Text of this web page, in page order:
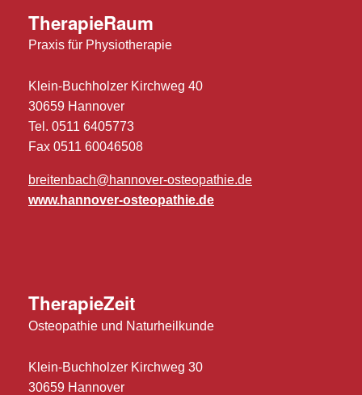
TherapieRaum
Praxis für Physiotherapie
Klein-Buchholzer Kirchweg 40
30659 Hannover
Tel. 0511 6405773
Fax 0511 60046508
breitenbach@hannover-osteopathie.de
www.hannover-osteopathie.de
TherapieZeit
Osteopathie und Naturheilkunde
Klein-Buchholzer Kirchweg 30
30659 Hannover